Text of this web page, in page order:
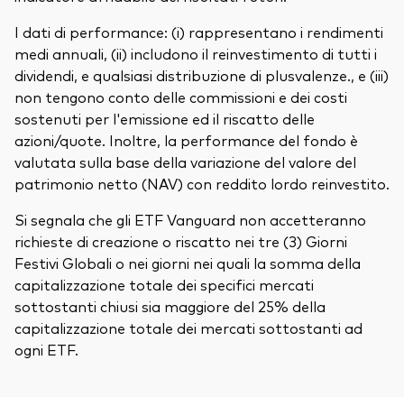
I dati di performance: (i) rappresentano i rendimenti
medi annuali, (ii) includono il reinvestimento di tutti i
dividendi, e qualsiasi distribuzione di plusvalenze., e (iii)
non tengono conto delle commissioni e dei costi
sostenuti per l'emissione ed il riscatto delle
azioni/quote. Inoltre, la performance del fondo è
valutata sulla base della variazione del valore del
patrimonio netto (NAV) con reddito lordo reinvestito.
Si segnala che gli ETF Vanguard non accetteranno
richieste di creazione o riscatto nei tre (3) Giorni
Festivi Globali o nei giorni nei quali la somma della
capitalizzazione totale dei specifici mercati
sottostanti chiusi sia maggiore del 25% della
capitalizzazione totale dei mercati sottostanti ad
ogni ETF.